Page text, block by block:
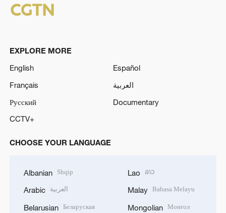
EXPLORE MORE
English
Español
Français
العربية
Русский
Documentary
CCTV+
CHOOSE YOUR LANGUAGE
Albanian Shqip
Arabic العربية
Belarusian Беларуская
Lao ລາວ
Malay Bahasa Melayu
Mongolian Монгол